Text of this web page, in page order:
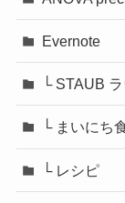
Evernote
└ STAUB
└ まいにち
└ レシピ